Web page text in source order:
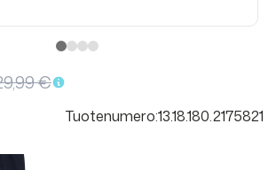
€
Tuotenumero:13.18.180.2175821